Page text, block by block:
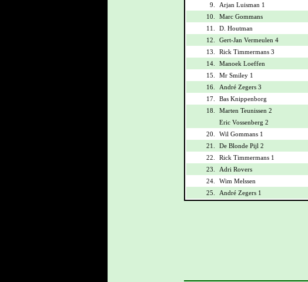
9.
Arjan Luisman 1
10.
Marc Gommans
11.
D. Houtman
12.
Gert-Jan Vermeulen 4
13.
Rick Timmermans 3
14.
Manoek Loeffen
15.
Mr Smiley 1
16.
André Zegers 3
17.
Bas Knippenborg
18.
Marten Teunissen 2
Eric Vossenberg 2
20.
Wil Gommans 1
21.
De Blonde Pijl 2
22.
Rick Timmermans 1
23.
Adri Rovers
24.
Wim Melssen
25.
André Zegers 1